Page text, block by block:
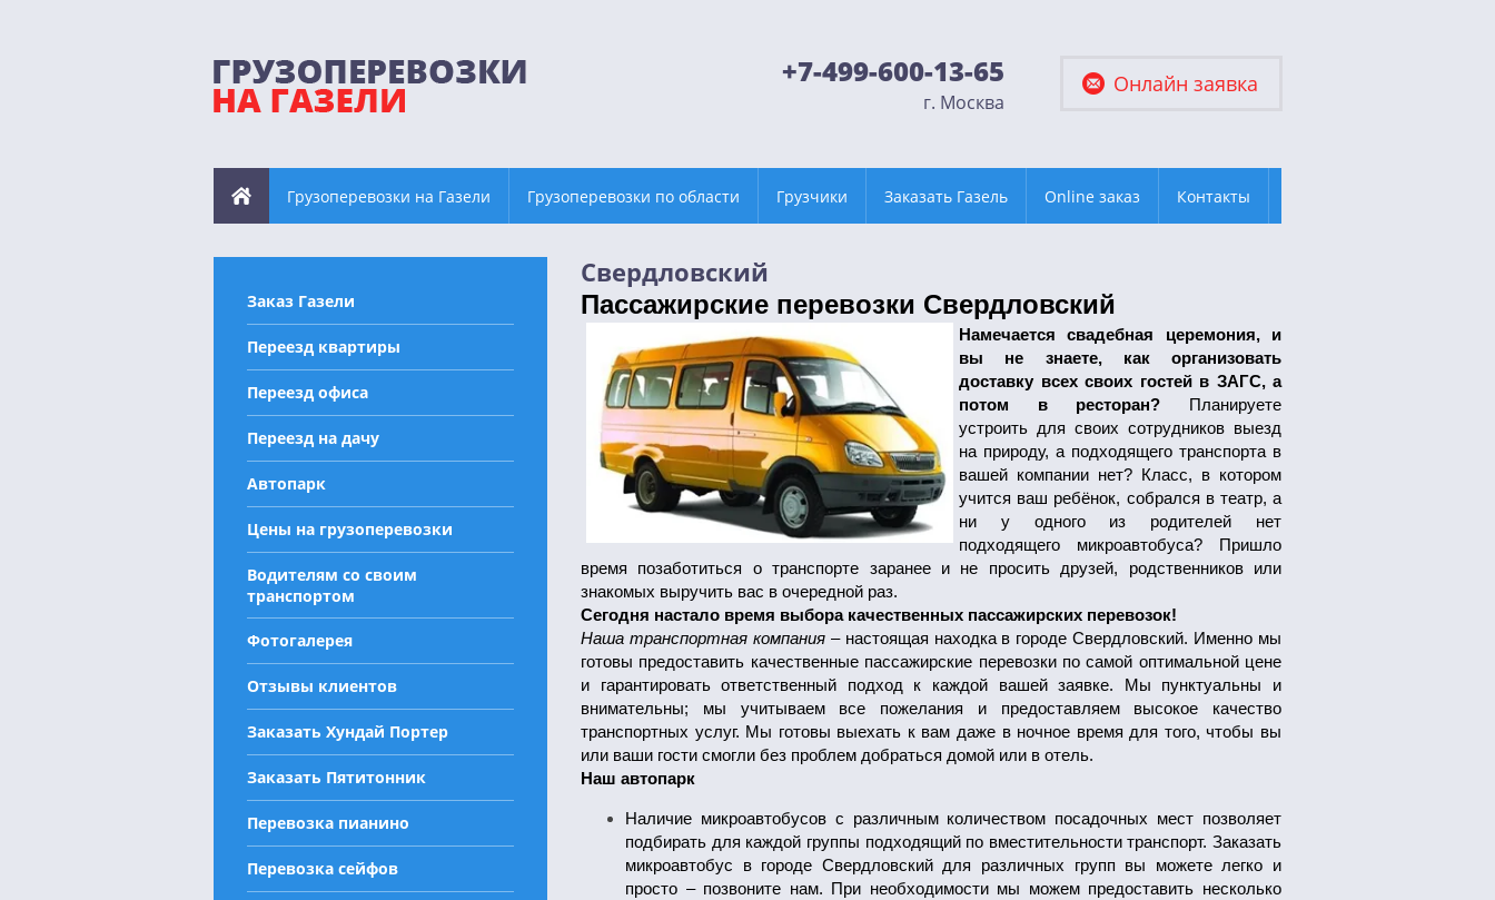
+7-499-600-13-65
г. Москва
Онлайн заявка
Грузоперевозки на Газели Грузоперевозки по области Грузчики Заказать Газель Online заказ Контакты
Заказ Газели
Переезд квартиры
Переезд офиса
Переезд на дачу
Автопарк
Цены на грузоперевозки
Водителям со своим
транспортом
Фотогалерея
Отзывы клиентов
Заказать Хундай Портер
Заказать Пятитонник
Перевозка пианино
Перевозка сейфов
Свердловский
Пассажирские перевозки Свердловский
Намечается свадебная церемония, и
вы не знаете, как организовать
доставку всех своих гостей в ЗАГС, а
потом в ресторан? Планируете
устроить для своих сотрудников выезд
на природу, а подходящего транспорта в
вашей компании нет? Класс, в котором
учится ваш ребёнок, собрался в театр, а
ни у одного из родителей нет
подходящего микроавтобуса? Пришло
время позаботиться о транспорте заранее и не просить друзей, родственников или
знакомых выручить вас в очередной раз.
Сегодня настало время выбора качественных пассажирских перевозок!
Наша транспортная компания– настоящая находка в городе Свердловский. Именно мы
готовы предоставить качественные пассажирские перевозки по самой оптимальной цене
и гарантировать ответственный подход к каждой вашей заявке. Мы пунктуальны и
внимательны; мы учитываем все пожелания и предоставляем высокое качество
транспортных услуг. Мы готовы выехать к вам даже в ночное время для того, чтобы вы
или ваши гости смогли без проблем добраться домой или в отель.
Наш автопарк
Наличие микроавтобусов с различным количеством посадочных мест позволяет
подбирать для каждой группы подходящий по вместительности транспорт. Заказать
микроавтобус в городе Свердловский для различных групп вы можете легко и
просто – позвоните нам. При необходимости мы можем предоставить несколько